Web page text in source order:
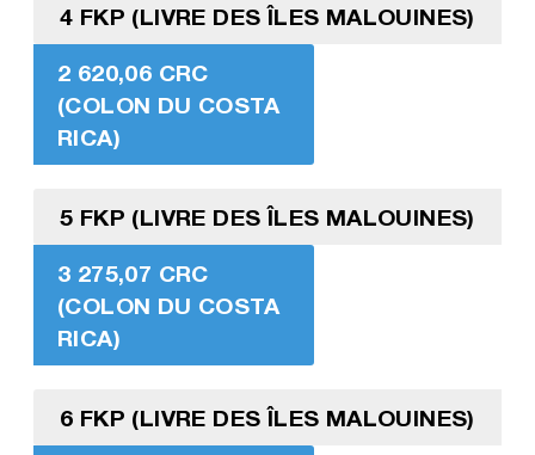
4 FKP (LIVRE DES ÎLES MALOUINES)
2 620,06 CRC
(COLON DU COSTA
RICA)
5 FKP (LIVRE DES ÎLES MALOUINES)
3 275,07 CRC
(COLON DU COSTA
RICA)
6 FKP (LIVRE DES ÎLES MALOUINES)